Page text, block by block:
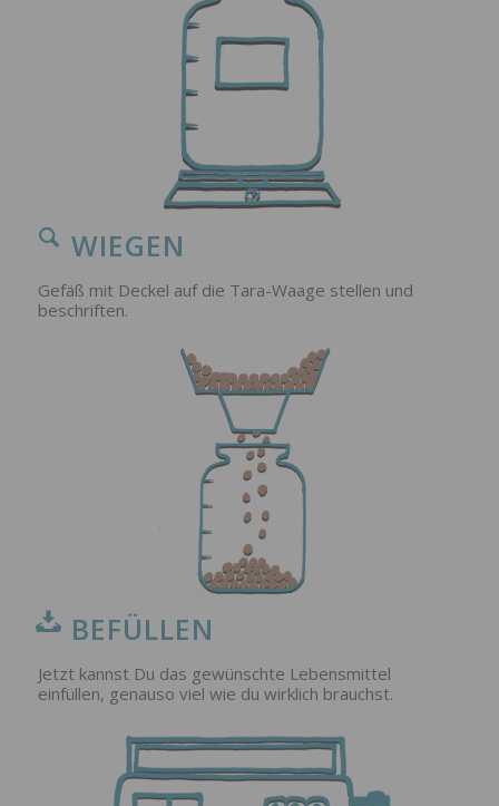
WIEGEN
Gefäß mit Deckel auf die Tara-Waage stellen und
beschriften.
BEFÜLLEN
Jetzt kannst Du das gewünschte Lebensmittel
einfüllen, genauso viel wie du wirklich brauchst.